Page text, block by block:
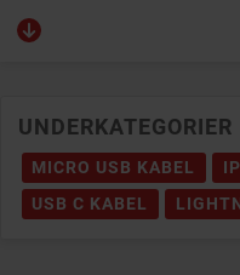
UNDERKATEGORIER
MICRO USB KABEL
USB C KABEL